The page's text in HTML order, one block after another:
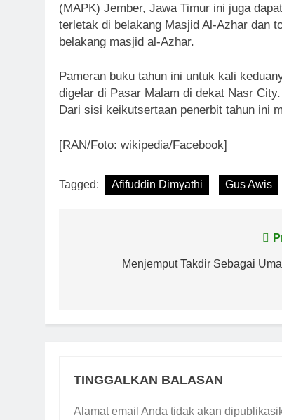
(MAPK) Jember, Jawa Timur ini juga
terletak di belakang Masjid Al-Azhar dan
belakang masjid al-Azhar.
Pameran buku tahun ini untuk kali
digelar di Pasar Malam di dekat Nasr
Dari sisi keikutsertaan penerbit tahun ini
[RAN/Foto: wikipedia/Facebook]
Tagged: Afifuddin Dimyathi Gus Awis
Menjemput Takdir Sebagai
TINGGALKAN BALASAN
Alamat email Anda tidak akan